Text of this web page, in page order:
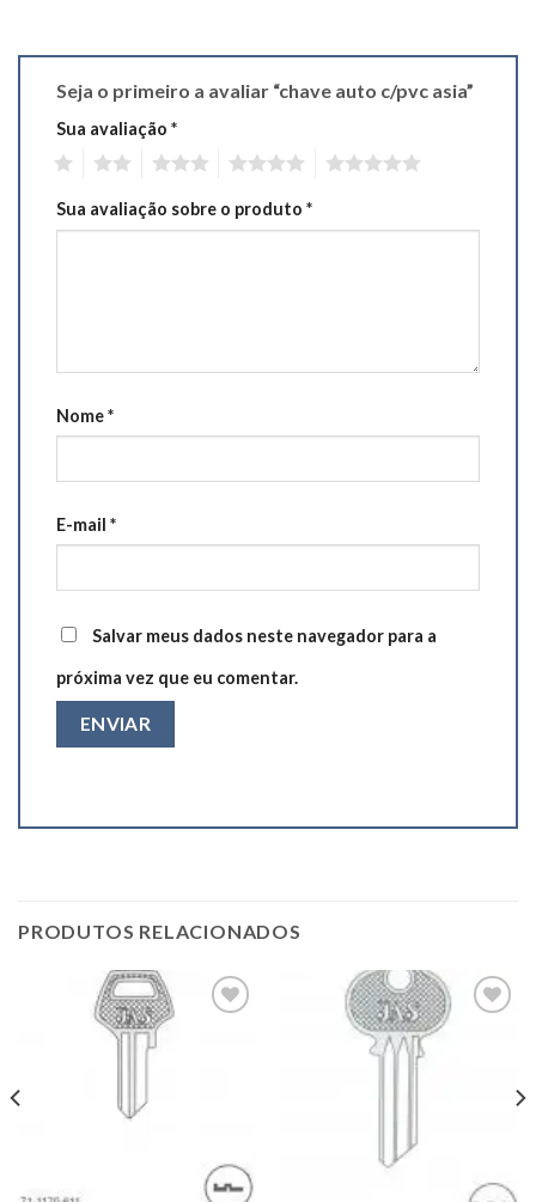
Seja o primeiro a avaliar “chave auto c/pvc asia”
Sua avaliação *
Sua avaliação sobre o produto *
Nome*
E-mail *
Salvar meus dados neste navegador para a
próxima vez que eu comentar.
PRODUTOS RELACIONADOS